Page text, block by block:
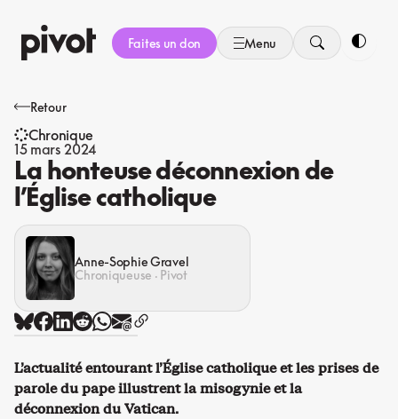
au
contenu
Faites un don Menu
Retour
Chronique
15 mars 2024
La honteuse déconnexion de
l’Église catholique
Anne-Sophie Gravel
Chroniqueuse · Pivot
L’actualité entourant l’Église catholique et les prises de
parole du pape illustrent la misogynie et la
déconnexion du Vatican.